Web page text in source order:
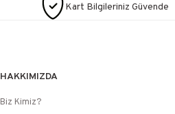
Kart Bilgileriniz Güvende
HAKKIMIZDA
Biz Kimiz?